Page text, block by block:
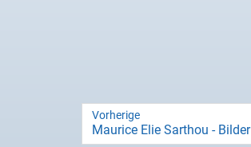
Vorherige
Mau­rice Elie Sart­hou - Bil­der
Facebook